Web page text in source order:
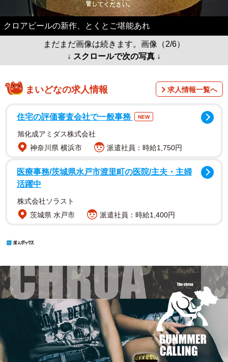
クロアビールの新作、とくとご堪能あれ
まだまだ画像は続きます。画像（2/6）
↓ スクロールで次の写真 ↓
まいどなの求人情報 求人情報一覧へ
住宅の評価審査会社で一般事務 NEW
旭化成アミダス株式会社
神奈川県 横浜市
派遣社員：時給1,750円
医療事務/茨城県水戸市渡里町の医院/主夫・主婦
活躍中
株式会社ソラスト
茨城県 水戸市
派遣社員：時給1,400円